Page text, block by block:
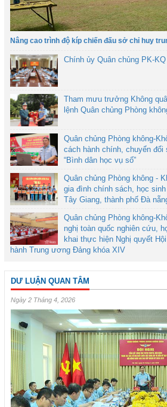
Nâng cao trình độ kíp chiến đấu sở chỉ huy
Chính ủy Quân chủng PK-
Tham mưu trưởng Không
lệnh Quân chủng Phòng
Quân chủng Phòng không-
cách hành chính, chuyển đổi
“Bình dân học vụ số”
Quân chủng Phòng không -
gia đình chính sách, học
Tây Giang, thành phố Đà
Quân chủng Phòng không-
nghị toàn quốc nghiên cứu,
khai thực hiện Nghị quyết
hành Trung ương Đảng khóa XIV
DƯ LUẬN QUAN TÂM
Ngày 2 Tháng 4, 2026